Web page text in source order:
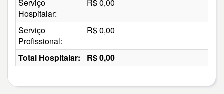
Serviço
Hospitalar:
R$ 0,00
Serviço
Profissional:
R$ 0,00
Total Hospitalar: R$ 0,00